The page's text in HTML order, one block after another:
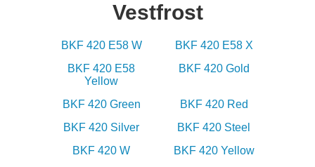
Vestfrost
BKF 420 E58 W
BKF 420 E58 X
BKF 420 E58
Yellow
BKF 420 Gold
BKF 420 Green
BKF 420 Red
BKF 420 Silver
BKF 420 Steel
BKF 420 W
BKF 420 Yellow